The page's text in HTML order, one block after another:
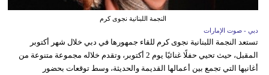
النجمة اللبنانية نجوى كرم
دبي - صوت الإمارات
تستعد النجمة اللبنانية نجوى كرم للقاء جمهورها في دبي خلال شهر أكتوبر
المقبل، حيث تحيي حفلًا غنائيًا يوم 2 أكتوبر، وتقدم خلاله مجموعة متنوعة من
أغانيها التي تجمع بين أعمالها القديمة والحديثة، وسط توقعات بحضور